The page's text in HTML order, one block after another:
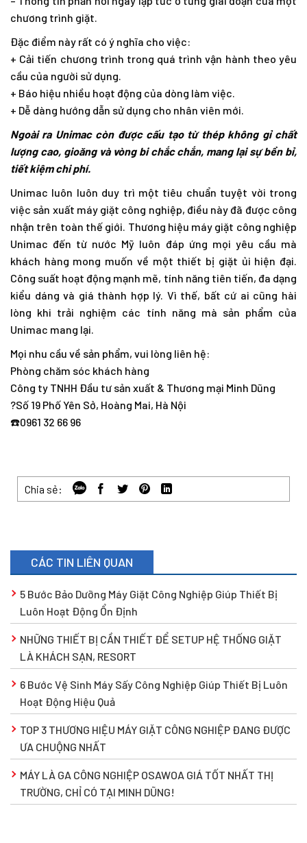
chương trình giặt.
Đặc điểm này rất có ý nghĩa cho việc:
+ Cải tiến chương trình trong quá trình vận hành theo yêu
cầu của người sử dụng.
+ Báo hiệu nhiều hoạt động của dòng làm việc.
+ Dễ dàng hướng dẫn sử dụng cho nhân viên mới.
Ngoài ra Unimac còn được cấu tạo từ thép không gỉ chất
lượng cao, gioăng và vòng bi chắc chắn, mang lại sự bền bỉ,
tiết kiệm chi phí.
Unimac luôn luôn duy trì một tiêu chuẩn tuyệt vời trong
việc sản xuất máy giặt công nghiệp, điều này đã được công
nhận trên toàn thế giới. Thương hiệu máy giặt công nghiệp
Unimac đến từ nước Mỹ luôn đáp ứng mọi yêu cầu mà
khách hàng mong muốn về một thiết bị giặt ủi hiện đại.
Công suất hoạt động mạnh mẽ, tính năng tiên tiến, đa dạng
kiểu dáng và giá thành hợp lý. Vì thế, bất cứ ai cũng hài
lòng khi trải nghiệm các tính năng mà sản phẩm của
Unimac mang lại.
Mọi nhu cầu về sản phẩm, vui lòng liên hệ:
Phòng chăm sóc khách hàng
Công ty TNHH Đầu tư sản xuất & Thương mại Minh Dũng
?Số 19 Phố Yên Sở, Hoàng Mai, Hà Nội
☎️0961 32 66 96
Chia sẻ:
CÁC TIN LIÊN QUAN
5 Bước Bảo Dưỡng Máy Giặt Công Nghiệp Giúp Thiết Bị
Luôn Hoạt Động Ổn Định
NHỮNG THIẾT BỊ CẦN THIẾT ĐỂ SETUP HỆ THỐNG GIẶT
LÀ KHÁCH SẠN, RESORT
6 Bước Vệ Sinh Máy Sấy Công Nghiệp Giúp Thiết Bị Luôn
Hoạt Động Hiệu Quả
TOP 3 THƯƠNG HIỆU MÁY GIẶT CÔNG NGHIỆP ĐANG ĐƯỢC
ƯA CHUỘNG NHẤT
MÁY LÀ GA CÔNG NGHIỆP OSAWOA GIÁ TỐT NHẤT THỊ
TRƯỜNG, CHỈ CÓ TẠI MINH DŨNG!